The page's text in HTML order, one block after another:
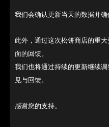
我们会确认更新当天的数据并确
此外，通过这次松饼商店的重
面的回馈。
我们也将通过持续的更新继续
见与回馈。
感谢您的支持。